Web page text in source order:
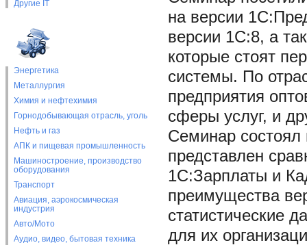
Другие IT
Энергетика
Металлургия
Химия и нефтехимия
Горнодобывающая отрасль, уголь
Нефть и газ
АПК и пищевая промышленность
Машиностроение, производство
оборудования
Транспорт
Авиация, аэрокосмическая
индустрия
Авто/Мото
Аудио, видео, бытовая техника
на версии
версии 1С:8, а
которые стоят
системы. По
предприятия
сферы услуг, и
Семинар
представлен
1С:Зарплаты и
преимущества
статистические
для их